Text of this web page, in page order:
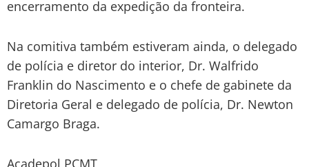
encerramento da expedição da fronteira.
Na comitiva também estiveram ainda, o delegado
de polícia e diretor do interior, Dr. Walfrido
Franklin do Nascimento e o chefe de gabinete da
Diretoria Geral e delegado de polícia, Dr. Newton
Camargo Braga.
Acadepol PCMT